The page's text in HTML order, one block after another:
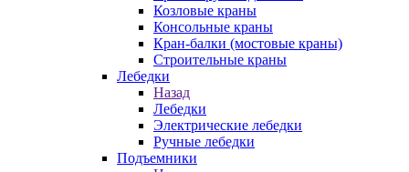
Козловые краны
Консольные краны
Кран-балки (мостовые краны)
Строительные краны
Лебедки
Назад
Лебедки
Электрические лебедки
Ручные лебедки
Подъемники